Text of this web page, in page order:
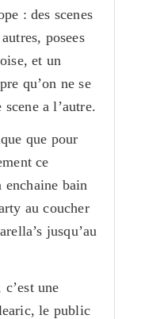
: des scenes
posees
et un
qu’on ne se
scene a l’autre.
que pour
ce
enchaine bain
au coucher
jusqu’au
une
le public